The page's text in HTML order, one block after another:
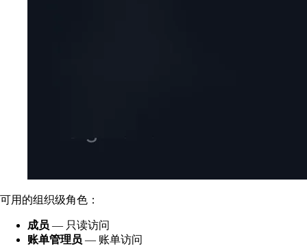
可用的组织级角色：
成员 — 只读访问
账单管理员 — 账单访问